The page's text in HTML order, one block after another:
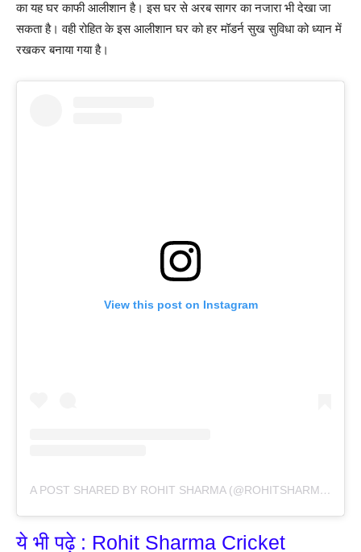
का यह घर काफी आलीशान है। इस घर से अरब सागर का नजारा भी देखा जा
सकता है। वही रोहित के इस आलीशान घर को हर मॉडर्न सुख सुविधा को ध्यान में
रखकर बनाया गया है।
View this post on Instagram
A POST SHARED BY ROHIT SHARMA (@ROHITSHARMA45)
ये भी पढ़े : Rohit Sharma Cricket